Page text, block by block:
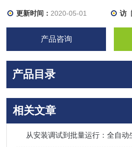
更新时间： 2020-05-01 访
产品咨询
产品目录
相关文章